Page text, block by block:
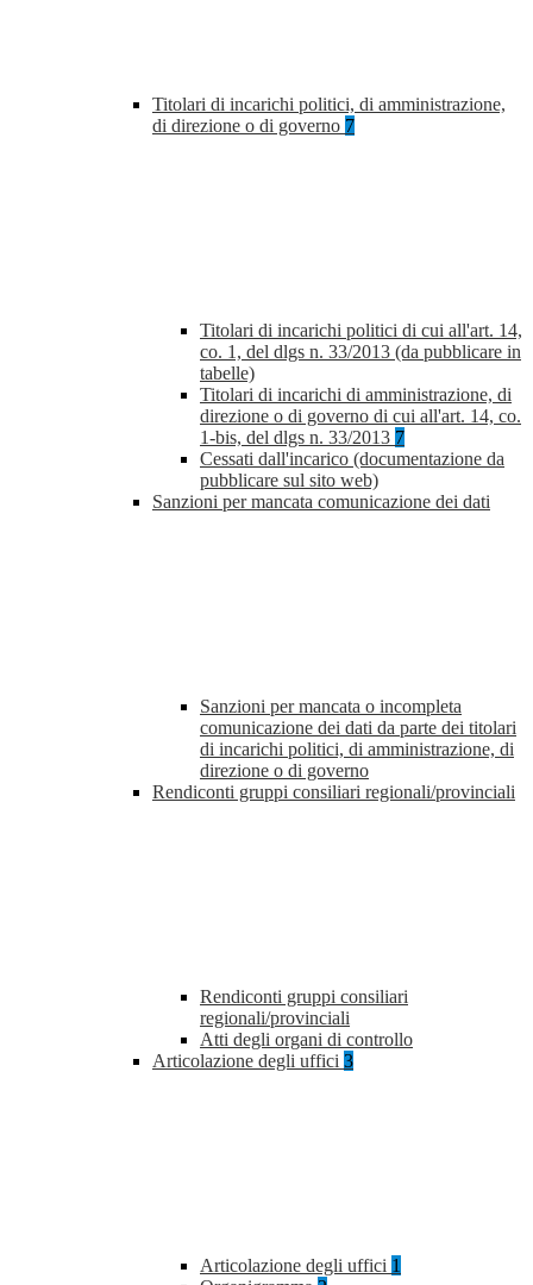
Titolari di incarichi politici, di amministrazione,
di direzione o di governo 7
Titolari di incarichi politici di cui all'art. 14,
co. 1, del dlgs n. 33/2013 (da pubblicare in
tabelle)
Titolari di incarichi di amministrazione, di
direzione o di governo di cui all'art. 14, co.
1-bis, del dlgs n. 33/2013 7
Cessati dall'incarico (documentazione da
pubblicare sul sito web)
Sanzioni per mancata comunicazione dei dati
Sanzioni per mancata o incompleta
comunicazione dei dati da parte dei titolari
di incarichi politici, di amministrazione, di
direzione o di governo
Rendiconti gruppi consiliari regionali/provinciali
Rendiconti gruppi consiliari
regionali/provinciali
Atti degli organi di controllo
Articolazione degli uffici 3
Articolazione degli uffici 1